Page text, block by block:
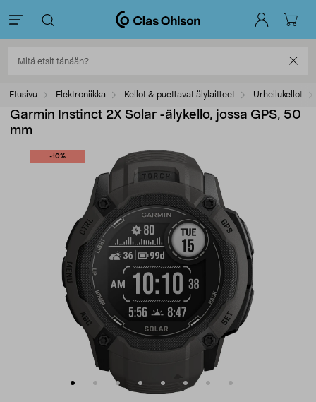
Etusivu Elektroniikka Kellot & puettavat älylaitteet Urheilukellot
Garmin Instinct 2X Solar -älykello, jossa GPS, 50
mm
-10%